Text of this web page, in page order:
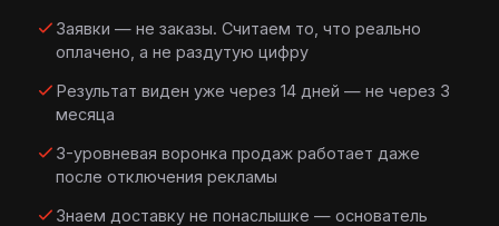
Заявки — не заказы. Считаем то, что реально
оплачено, а не раздутую цифру
Результат виден уже через 14 дней — не через 3
месяца
3-уровневая воронка продаж работает даже
после отключения рекламы
Знаем доставку не понаслышке — основатель